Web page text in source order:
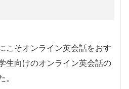
こそオンライン英会話をおす
生向けのオンライン英会話の